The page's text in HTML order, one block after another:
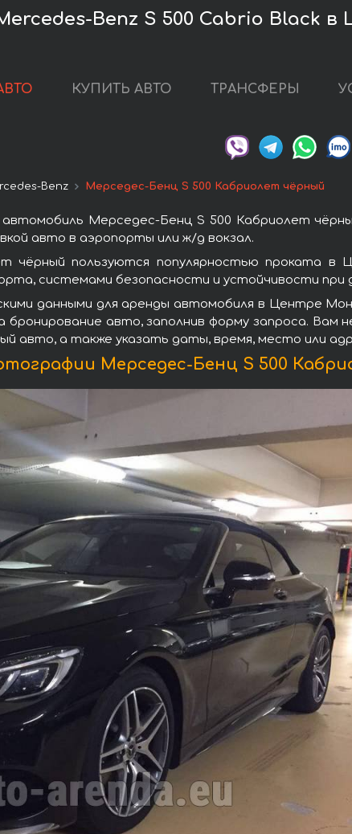
Benz S 500 Cabrio Black
КУПИТЬ АВТО ТРАНСФЕРЫ
Benz Мерседес-Бенц S 500 Кабриолет чёрный
Мерседес-Бенц S 500 Кабриолет
авто в аэропорты или ж/д вокзал.
чёрный пользуются популярностью проката
системами безопасности и устойчивости при
данными для аренды автомобиля в Центре
авто, заполнив форму запроса.
авто, а также указать даты, время, место или
Мерседес-Бенц S 500